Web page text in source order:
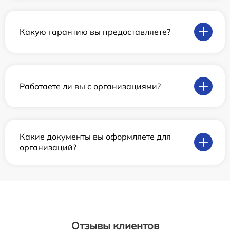
Какую гарантию вы предоставляете?
Работаете ли вы с организациями?
Какие документы вы оформляете для
организаций?
Отзывы клиентов